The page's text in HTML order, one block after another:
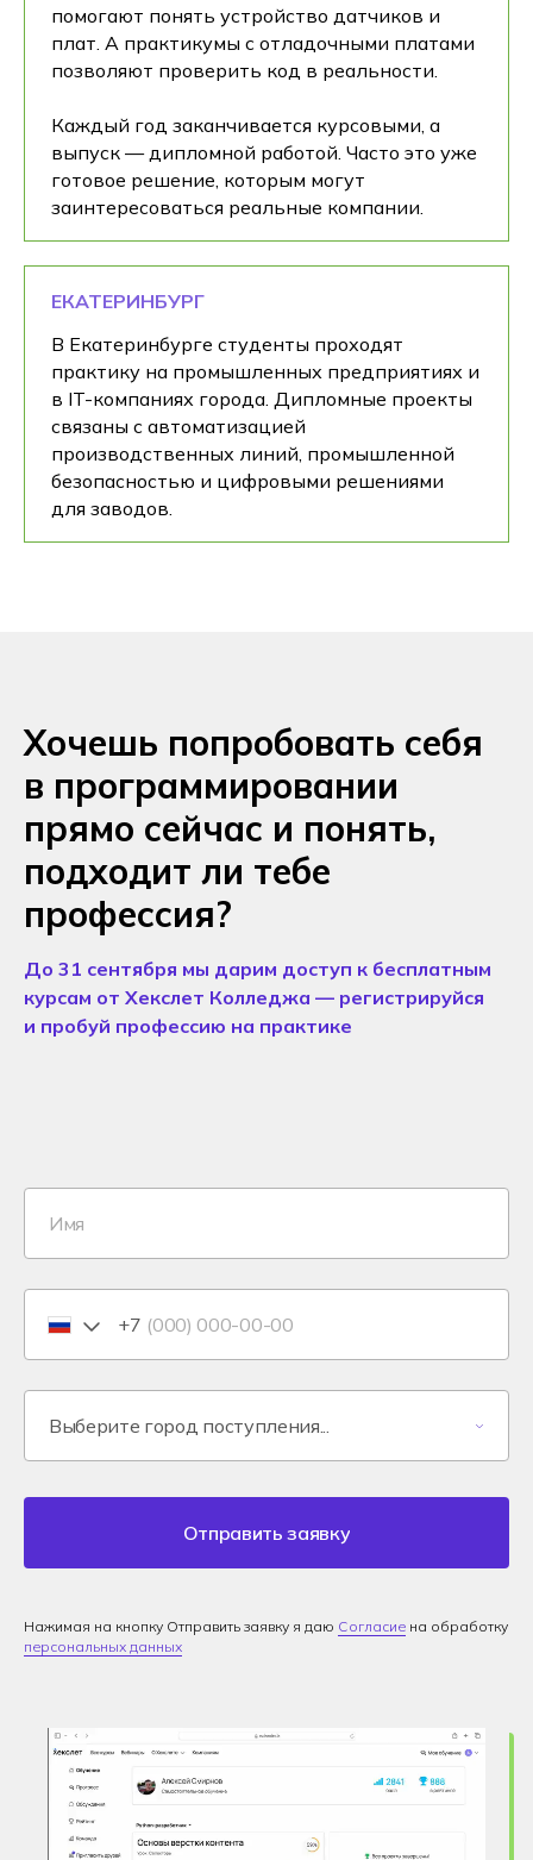
помогают понять устройство датчиков и
плат. А практикумы с отладочными платами
позволяют проверить код в реальности.
Каждый год заканчивается курсовыми, а
выпуск — дипломной работой. Часто это уже
готовое решение, которым могут
заинтересоваться реальные компании.
ЕКАТЕРИНБУРГ
В Екатеринбурге студенты проходят
практику на промышленных предприятиях и
в IT-компаниях города. Дипломные проекты
связаны с автоматизацией
производственных линий, промышленной
безопасностью и цифровыми решениями
для заводов.
Хочешь попробовать себя
в программировании
прямо сейчас и понять,
подходит ли тебе
профессия?
До 31 сентября мы дарим доступ к бесплатным
курсам от Хекслет Колледжа — регистрируйся
и пробуй профессию на практике
+7
Отправить заявку
Нажимая на кнопку Отправить заявку я даю Согласие на обработку
персональных данных